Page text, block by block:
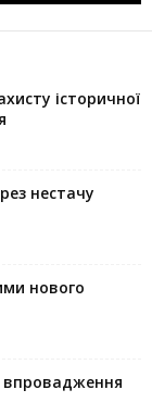
історичної
нестачу
нового
впровадження